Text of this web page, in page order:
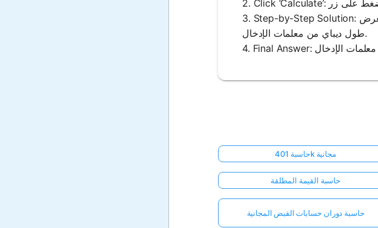
3. Step-by-Step Solution: سيعرض Mathos AI الصيغة المستخدمة وكل خطوة متضمنة في الحساب، موضحًا كيفية اشتقاق
طول ديباي من معلمات الإدخال.
حاسبة 401k مجانية
حاسبة القيمة المطلقة
حاسبة دوران حسابات القبض المجانية